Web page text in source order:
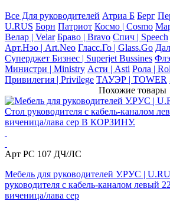
Все Для руководителей Атриа Б Берг
U.RUS Борн Патриот Космо | Cosmo
Велар | Velar Браво | Bravo Спич | Speech
Арт.Нэо | Art.Neo Гласс.Го | Glass.Go
Суперджет Бизнес | Superjet Bussines
Министри | Ministry Асти | Asti Рола |
Привилегия | Privilege ТАУЭР | TOWER
Похожие товары
Арт PC 107 ДЧ/ЛС
Мебель для руководителей У.РУС |
руководителя с кабель-каналом левый
виченица/лава сер